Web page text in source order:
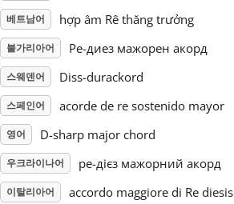
Русский
Svenska
Tiếng Việt
베트남어 hợp âm Rê thăng trưởng
불가리아어 Ре-диез мажорен акорд
스웨덴어 Diss-durackord
스페인어 acorde de re sostenido mayor
영어 D-sharp major chord
우크라이나어 ре-дієз мажорний акорд
이탈리아어 accordo maggiore di Re diesis